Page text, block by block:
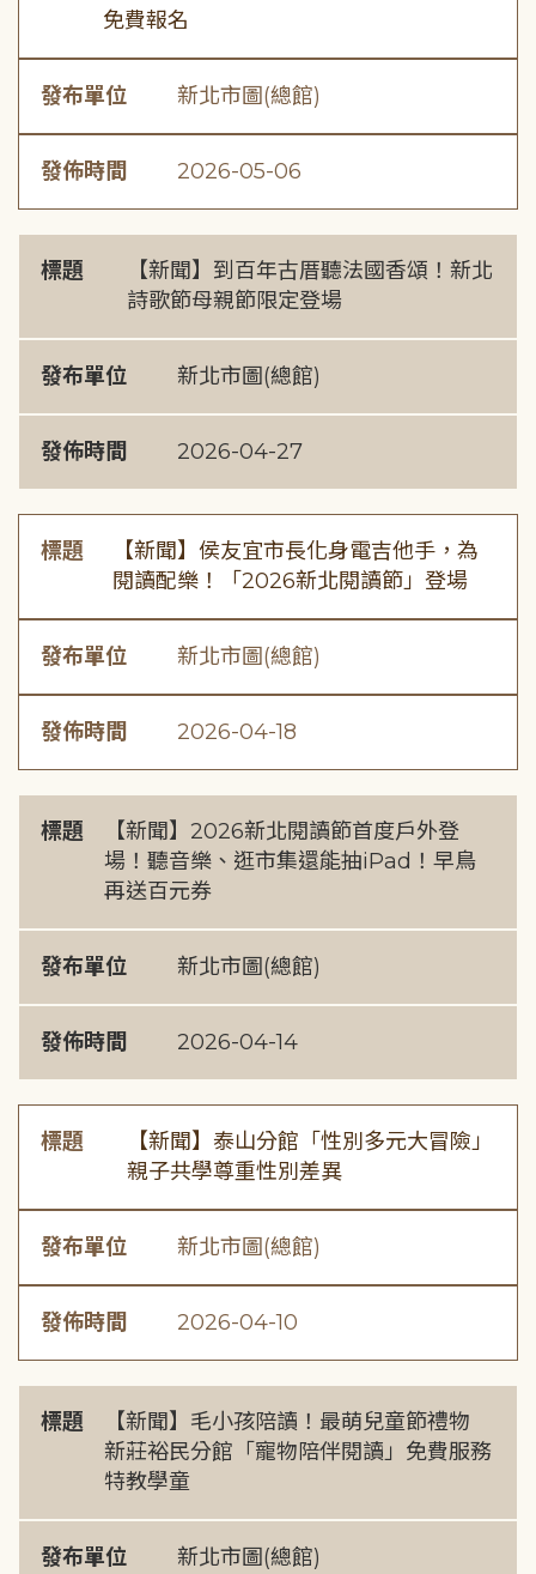
免費報名
發布單位 新北市圖(總館)
發佈時間 2026-05-06
標題
【新聞】到百年古厝聽法國香頌！新北
詩歌節母親節限定登場
發布單位 新北市圖(總館)
發佈時間 2026-04-27
標題
【新聞】侯友宜市長化身電吉他手，為
閱讀配樂！「2026新北閱讀節」登場
發布單位 新北市圖(總館)
發佈時間 2026-04-18
標題
【新聞】2026新北閱讀節首度戶外登
場！聽音樂、逛市集還能抽iPad！早鳥
再送百元券
發布單位 新北市圖(總館)
發佈時間 2026-04-14
標題
【新聞】泰山分館「性別多元大冒險」
親子共學尊重性別差異
發布單位 新北市圖(總館)
發佈時間 2026-04-10
標題
【新聞】毛小孩陪讀！最萌兒童節禮物
新莊裕民分館「寵物陪伴閱讀」免費服務
特教學童
發布單位 新北市圖(總館)